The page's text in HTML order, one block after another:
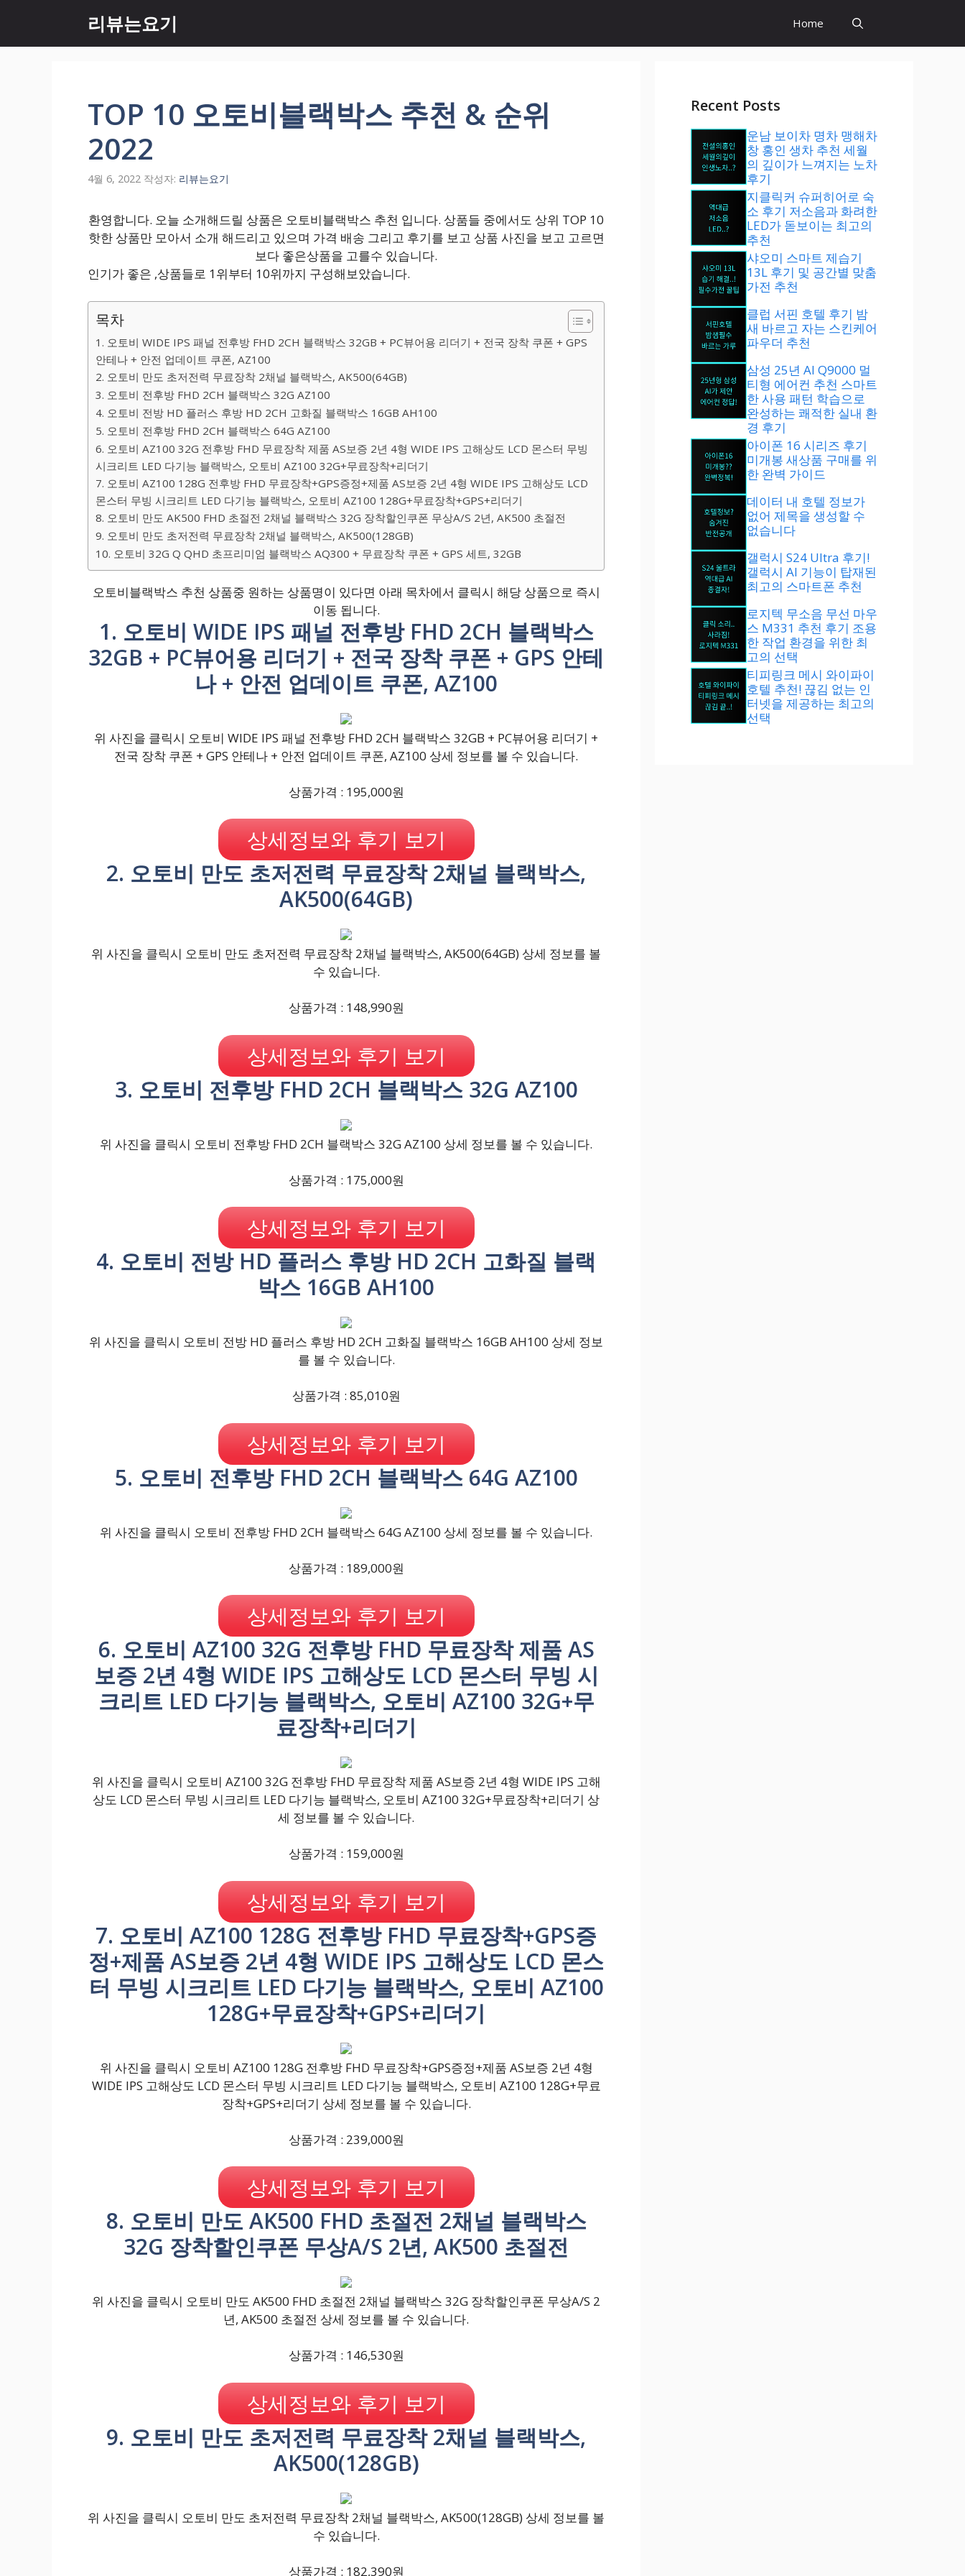
츠
리뷰는요기 Home
TOP 10 오토비블랙박스 추천 & 순위
2022
4월 6, 2022 작성자: 리뷰는요기
환영합니다. 오늘 소개해드릴 상품은 오토비블랙박스 추천 입니다. 상품들 중에서도 상위 TOP 10
핫한 상품만 모아서 소개 해드리고 있으며 가격 배송 그리고 후기를 보고 상품 사진을 보고 고르면
보다 좋은상품을 고를수 있습니다.
인기가 좋은 ,상품들로 1위부터 10위까지 구성해보았습니다.
목차
1. 오토비 WIDE IPS 패널 전후방 FHD 2CH 블랙박스 32GB + PC뷰어용 리더기 + 전국 장착 쿠폰 + GPS
안테나 + 안전 업데이트 쿠폰, AZ100
2. 오토비 만도 초저전력 무료장착 2채널 블랙박스, AK500(64GB)
3. 오토비 전후방 FHD 2CH 블랙박스 32G AZ100
4. 오토비 전방 HD 플러스 후방 HD 2CH 고화질 블랙박스 16GB AH100
5. 오토비 전후방 FHD 2CH 블랙박스 64G AZ100
6. 오토비 AZ100 32G 전후방 FHD 무료장착 제품 AS보증 2년 4형 WIDE IPS 고해상도 LCD 몬스터 무빙
시크리트 LED 다기능 블랙박스, 오토비 AZ100 32G+무료장착+리더기
7. 오토비 AZ100 128G 전후방 FHD 무료장착+GPS증정+제품 AS보증 2년 4형 WIDE IPS 고해상도 LCD
몬스터 무빙 시크리트 LED 다기능 블랙박스, 오토비 AZ100 128G+무료장착+GPS+리더기
8. 오토비 만도 AK500 FHD 초절전 2채널 블랙박스 32G 장착할인쿠폰 무상A/S 2년, AK500 초절전
9. 오토비 만도 초저전력 무료장착 2채널 블랙박스, AK500(128GB)
10. 오토비 32G Q QHD 초프리미엄 블랙박스 AQ300 + 무료장착 쿠폰 + GPS 세트, 32GB
오토비블랙박스 추천 상품중 원하는 상품명이 있다면 아래 목차에서 클릭시 해당 상품으로 즉시
이동 됩니다.
1. 오토비 WIDE IPS 패널 전후방 FHD 2CH 블랙박스
32GB + PC뷰어용 리더기 + 전국 장착 쿠폰 + GPS 안테
나 + 안전 업데이트 쿠폰, AZ100
위 사진을 클릭시 오토비 WIDE IPS 패널 전후방 FHD 2CH 블랙박스 32GB + PC뷰어용 리더기 +
전국 장착 쿠폰 + GPS 안테나 + 안전 업데이트 쿠폰, AZ100 상세 정보를 볼 수 있습니다.
상품가격 : 195,000원
상세정보와 후기 보기
2. 오토비 만도 초저전력 무료장착 2채널 블랙박스,
AK500(64GB)
위 사진을 클릭시 오토비 만도 초저전력 무료장착 2채널 블랙박스, AK500(64GB) 상세 정보를 볼
수 있습니다.
상품가격 : 148,990원
상세정보와 후기 보기
3. 오토비 전후방 FHD 2CH 블랙박스 32G AZ100
위 사진을 클릭시 오토비 전후방 FHD 2CH 블랙박스 32G AZ100 상세 정보를 볼 수 있습니다.
상품가격 : 175,000원
상세정보와 후기 보기
4. 오토비 전방 HD 플러스 후방 HD 2CH 고화질 블랙
박스 16GB AH100
위 사진을 클릭시 오토비 전방 HD 플러스 후방 HD 2CH 고화질 블랙박스 16GB AH100 상세 정보
를 볼 수 있습니다.
상품가격 : 85,010원
상세정보와 후기 보기
5. 오토비 전후방 FHD 2CH 블랙박스 64G AZ100
위 사진을 클릭시 오토비 전후방 FHD 2CH 블랙박스 64G AZ100 상세 정보를 볼 수 있습니다.
상품가격 : 189,000원
상세정보와 후기 보기
6. 오토비 AZ100 32G 전후방 FHD 무료장착 제품 AS
보증 2년 4형 WIDE IPS 고해상도 LCD 몬스터 무빙 시
크리트 LED 다기능 블랙박스, 오토비 AZ100 32G+무
료장착+리더기
위 사진을 클릭시 오토비 AZ100 32G 전후방 FHD 무료장착 제품 AS보증 2년 4형 WIDE IPS 고해
상도 LCD 몬스터 무빙 시크리트 LED 다기능 블랙박스, 오토비 AZ100 32G+무료장착+리더기 상
세 정보를 볼 수 있습니다.
상품가격 : 159,000원
상세정보와 후기 보기
7. 오토비 AZ100 128G 전후방 FHD 무료장착+GPS증
정+제품 AS보증 2년 4형 WIDE IPS 고해상도 LCD 몬스
터 무빙 시크리트 LED 다기능 블랙박스, 오토비 AZ100
128G+무료장착+GPS+리더기
위 사진을 클릭시 오토비 AZ100 128G 전후방 FHD 무료장착+GPS증정+제품 AS보증 2년 4형
WIDE IPS 고해상도 LCD 몬스터 무빙 시크리트 LED 다기능 블랙박스, 오토비 AZ100 128G+무료
장착+GPS+리더기 상세 정보를 볼 수 있습니다.
상품가격 : 239,000원
상세정보와 후기 보기
8. 오토비 만도 AK500 FHD 초절전 2채널 블랙박스
32G 장착할인쿠폰 무상A/S 2년, AK500 초절전
위 사진을 클릭시 오토비 만도 AK500 FHD 초절전 2채널 블랙박스 32G 장착할인쿠폰 무상A/S 2
년, AK500 초절전 상세 정보를 볼 수 있습니다.
상품가격 : 146,530원
상세정보와 후기 보기
9. 오토비 만도 초저전력 무료장착 2채널 블랙박스,
AK500(128GB)
위 사진을 클릭시 오토비 만도 초저전력 무료장착 2채널 블랙박스, AK500(128GB) 상세 정보를 볼
수 있습니다.
상품가격 : 182,390원
Recent Posts
운남 보이차 명차 맹해차
창 홍인 생차 추천 세월
의 깊이가 느껴지는 노차
후기
지클릭커 슈퍼히어로 숙
소 후기 저소음과 화려한
LED가 돋보이는 최고의
추천
샤오미 스마트 제습기
13L 후기 및 공간별 맞춤
가전 추천
클럽 서핀 호텔 후기 밤
새 바르고 자는 스킨케어
파우더 추천
삼성 25년 AI Q9000 멀
티형 에어컨 추천 스마트
한 사용 패턴 학습으로
완성하는 쾌적한 실내 환
경 후기
아이폰 16 시리즈 후기
미개봉 새상품 구매를 위
한 완벽 가이드
데이터 내 호텔 정보가
없어 제목을 생성할 수
없습니다
갤럭시 S24 Ultra 후기!
갤럭시 AI 기능이 탑재된
최고의 스마트폰 추천
로지텍 무소음 무선 마우
스 M331 추천 후기 조용
한 작업 환경을 위한 최
고의 선택
티피링크 메시 와이파이
호텔 추천! 끊김 없는 인
터넷을 제공하는 최고의
선택